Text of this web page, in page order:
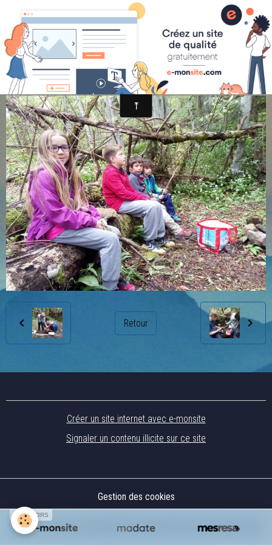
randonnée et découverte nature
-
Retour
Créer un site internet avec e-monsite
Signaler un contenu illicite sur ce site
Gestion des cookies
SPONSORS